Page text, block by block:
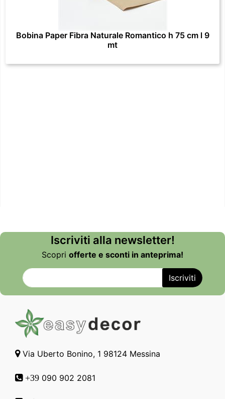
Bobina Paper Fibra Naturale Romantico h 75 cm l 9
mt
Iscriviti alla newsletter!
Scopri offerte e sconti in anteprima!
Via Uberto Bonino, 1 98124 Messina
+39 090 902 2081